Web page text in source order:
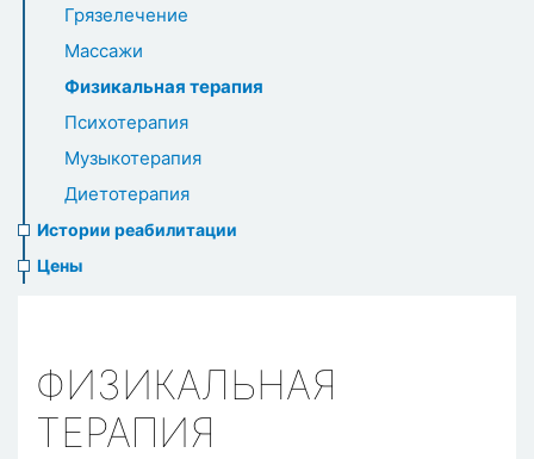
Грязелечение
Массажи
Физикальная терапия
Психотерапия
Музыкотерапия
Диетотерапия
Истории реабилитации
Цены
ФИЗИКАЛЬНАЯ
ТЕРАПИЯ